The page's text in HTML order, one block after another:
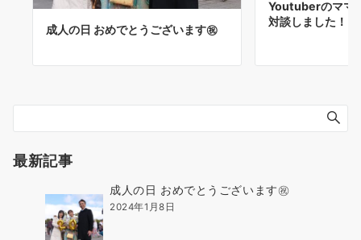
成人の日 おめでとうございます㊗️
Youtuberのママ
対談しました！
最新記事
成人の日 おめでとうございます㊗️
2024年1月8日